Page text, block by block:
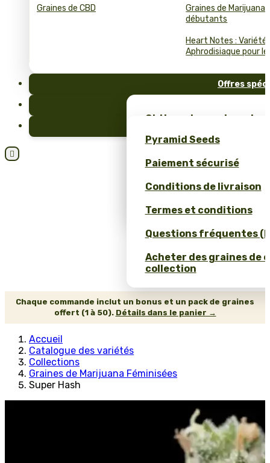
Graines de CBD
Graines de Marijuana
débutants
Heart Notes :
Aphrodisiaque pour le
Offres
Obtiens des graines de
Pyramid Seeds !
Obtenez 10 % de
Calculateur de Prix pour
Pyramid Seeds
Paiement sécurisé
Conditions de livraison
Termes et conditions
Questions fréquentes
Acheter des graines de
collection

Chaque commande inclut un bonus et un pack de graines
offert (1 à 50). Détails dans le panier →
Accueil
Catalogue des variétés
Collections
Graines de Marijuana Féminisées
Super Hash